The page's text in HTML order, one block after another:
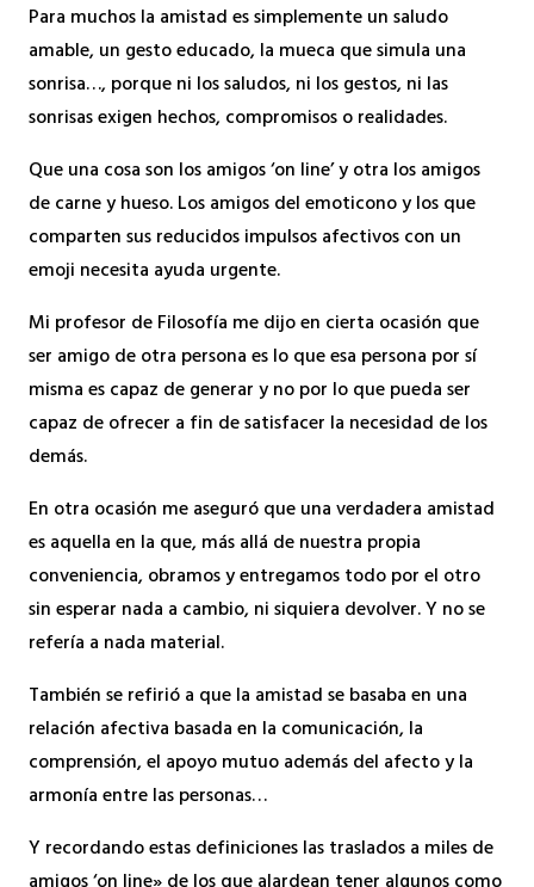
Para muchos la amistad es simplemente un saludo
amable, un gesto educado, la mueca que simula una
sonrisa…, porque ni los saludos, ni los gestos, ni las
sonrisas exigen hechos, compromisos o realidades.
Que una cosa son los amigos ‘on line’ y otra los amigos
de carne y hueso. Los amigos del emoticono y los que
comparten sus reducidos impulsos afectivos con un
emoji necesita ayuda urgente.
Mi profesor de Filosofía me dijo en cierta ocasión que
ser amigo de otra persona es lo que esa persona por sí
misma es capaz de generar y no por lo que pueda ser
capaz de ofrecer a fin de satisfacer la necesidad de los
demás.
En otra ocasión me aseguró que una verdadera amistad
es aquella en la que, más allá de nuestra propia
conveniencia, obramos y entregamos todo por el otro
sin esperar nada a cambio, ni siquiera devolver. Y no se
refería a nada material.
También se refirió a que la amistad se basaba en una
relación afectiva basada en la comunicación, la
comprensión, el apoyo mutuo además del afecto y la
armonía entre las personas…
Y recordando estas definiciones las traslados a miles de